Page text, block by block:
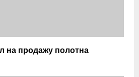
на продажу полотна